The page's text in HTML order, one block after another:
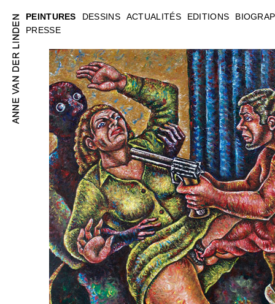
PEINTURES
PRESSE
DESSINS ACTUALITÉS EDITIONS